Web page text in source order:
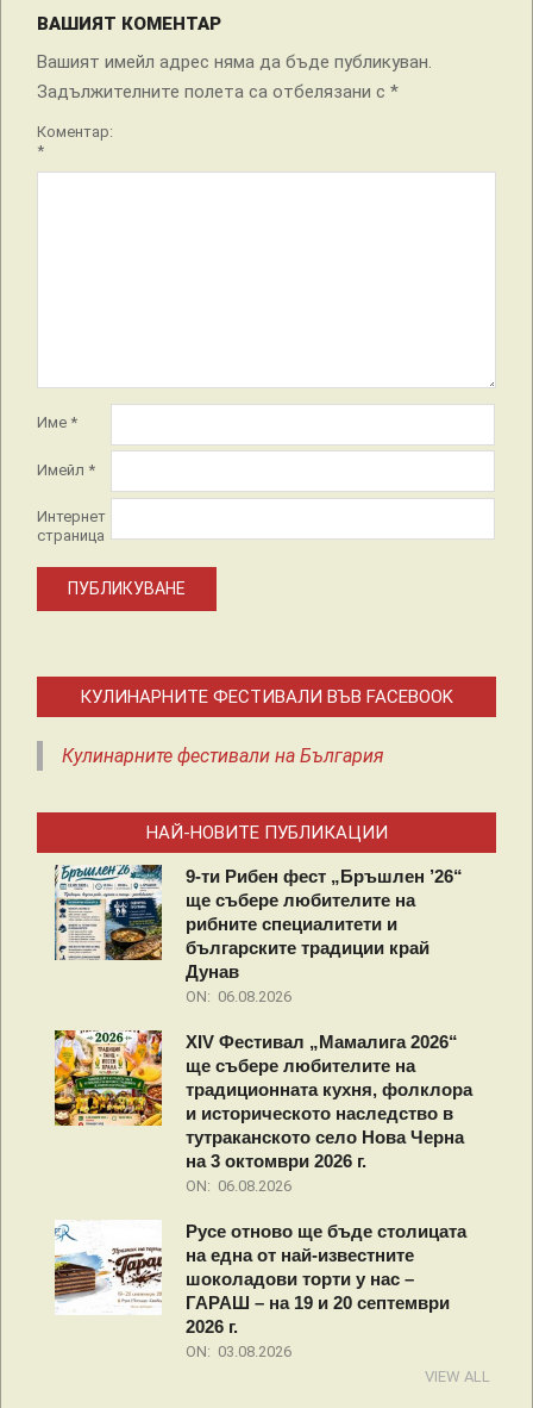
ВАШИЯТ КОМЕНТАР
Вашият имейл адрес няма да бъде публикуван.
Задължителните полета са отбелязани с *
Коментар:
*
Име *
Имейл *
Интернет
страница
КУЛИНАРНИТЕ ФЕСТИВАЛИ ВЪВ FACEBOOK
Кулинарните фестивали на България
НАЙ-НОВИТЕ ПУБЛИКАЦИИ
9-ти Рибен фест „Бръшлен ’26“
ще събере любителите на
рибните специалитети и
българските традиции край
Дунав
ON: 06.08.2026
XIV Фестивал „Мамалига 2026“
ще събере любителите на
традиционната кухня, фолклора
и историческото наследство в
тутраканското село Нова Черна
на 3 октомври 2026 г.
ON: 06.08.2026
Русе отново ще бъде столицата
на една от най-известните
шоколадови торти у нас –
ГАРАШ – на 19 и 20 септември
2026 г.
ON: 03.08.2026
VIEW ALL